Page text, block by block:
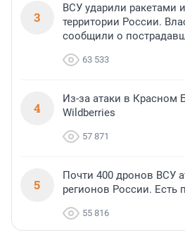
3
ВСУ ударили ракетами
территории России.
сообщили о
63 533
4
Из-за атаки в Красном
Wildberries
57 871
5
Почти 400 дронов ВСУ
регионов России. Есть
55 816